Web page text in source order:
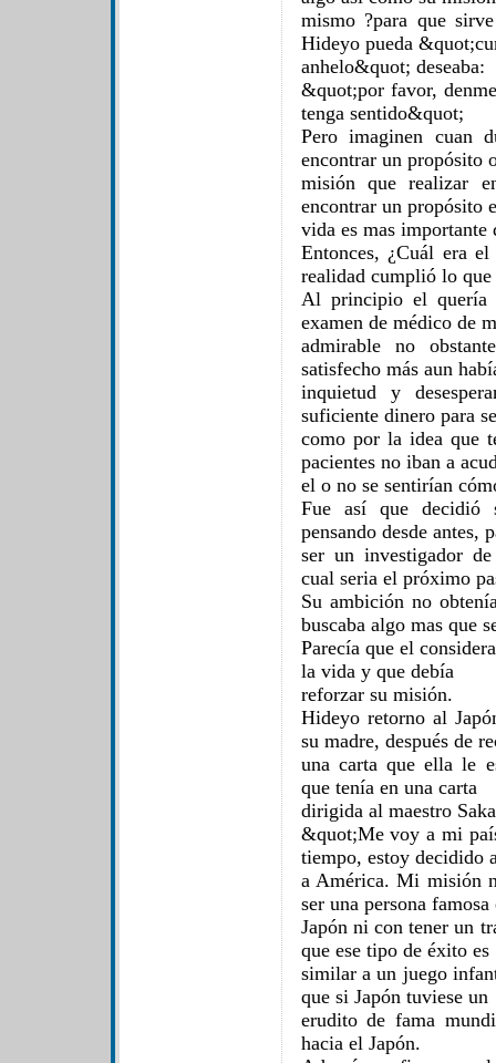
mismo ?para que
Hideyo pueda
anhelo&quot; deseaba:
&quot;por favor,
tenga sentido&quot;
Pero imaginen cuan
encontrar un propósito
misión que realizar
encontrar un propósito
vida es mas importante
Entonces, ¿Cuál era
realidad cumplió lo que
Al principio el quería
examen de médico de
admirable no
satisfecho más aun
inquietud y
suficiente dinero para
como por la idea que
pacientes no iban a
el o no se sentirían
Fue así que decidió
pensando desde antes,
ser un investigador
cual seria el próximo
Su ambición no
buscaba algo mas que
Parecía que el
la vida y que debía
reforzar su misión.
Hideyo retorno al
su madre, después de
una carta que ella le
que tenía en una carta
dirigida al maestro
&quot;Me voy a mi
tiempo, estoy decidido
a América. Mi misión
ser una persona famosa
Japón ni con tener un
que ese tipo de éxito es
similar a un juego
que si Japón tuviese un
erudito de fama
hacia el Japón.